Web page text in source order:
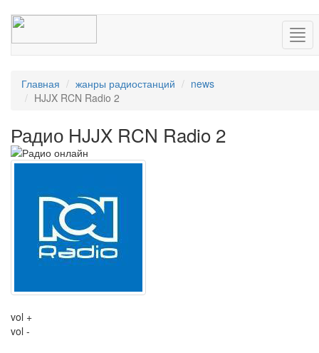
Главная жанры радиостанций
news
HJJX RCN Radio 2
Радио HJJX RCN Radio 2
vol +
vol -